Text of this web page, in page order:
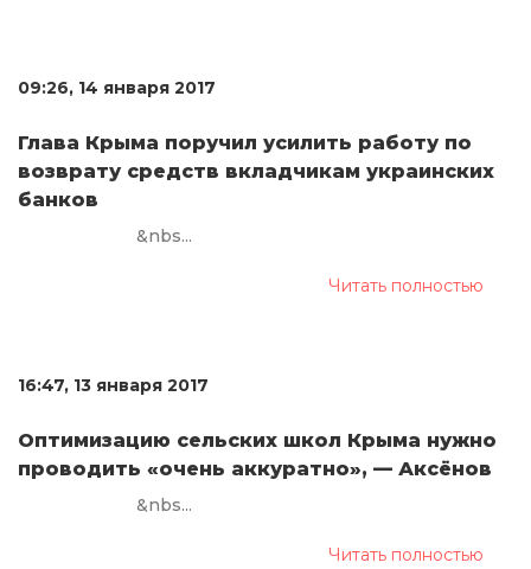
09:26, 14 января 2017
Глава Крыма поручил усилить работу по
возврату средств вкладчикам украинских
банков
&nbs...
Читать полностью
16:47, 13 января 2017
Оптимизацию сельских школ Крыма нужно
проводить «очень аккуратно», — Аксёнов
&nbs...
Читать полностью